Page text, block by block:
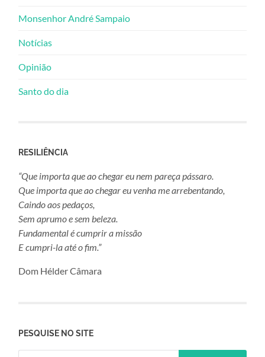
Monsenhor André Sampaio
Notícias
Opinião
Santo do dia
RESILIÊNCIA
“Que importa que ao chegar eu nem pareça pássaro.
Que importa que ao chegar eu venha me arrebentando,
Caindo aos pedaços,
Sem aprumo e sem beleza.
Fundamental é cumprir a missão
E cumpri-la até o fim.”
Dom Hélder Câmara
PESQUISE NO SITE